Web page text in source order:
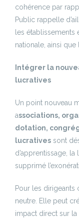
cohérence par
Public rappelle
les établissements
nationale, ainsi que
Intégrer la
lucratives
Un point nouveau
associations,
dotation,
lucratives sont
d’apprentissage,
supprimé
Pour les dirigeants
neutre. Elle peut
impact direct sur la